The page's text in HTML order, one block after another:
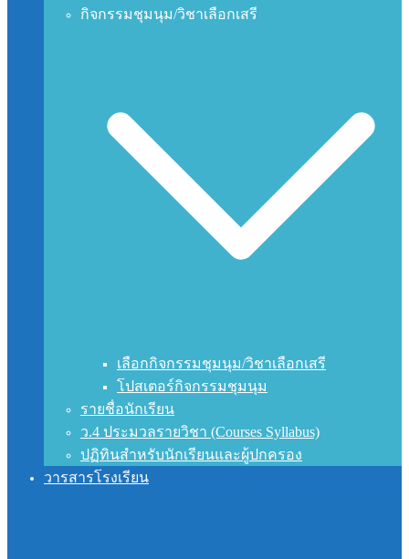
กิจกรรมชุมนุม/วิชาเลือกเสรี
เลือกกิจกรรมชุมนุม/วิชาเลือกเสรี
โปสเตอร์กิจกรรมชุมนุม
รายชื่อนักเรียน
ว.4 ประมวลรายวิชา (Courses Syllabus)
ปฏิทินสำหรับนักเรียนและผู้ปกครอง
วารสารโรงเรียน